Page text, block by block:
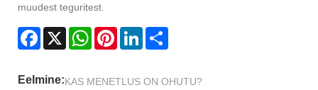
muudest teguritest.
Facebook
X WhatsAppPinterestLinkedIn
Eelmine:KAS MENETLUS ON OHUTU?